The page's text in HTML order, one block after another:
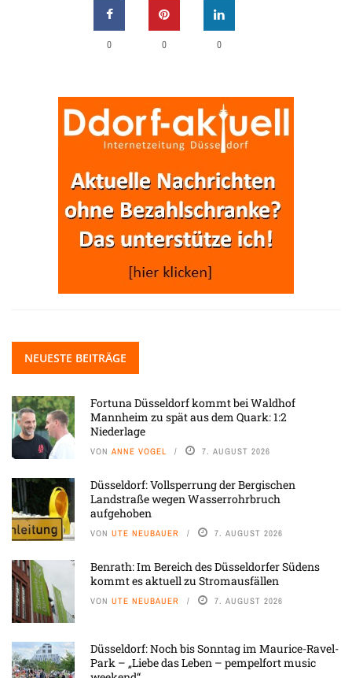
0 0 0
NEUESTE BEITRÄGE
Fortuna Düsseldorf kommt bei Waldhof
Mannheim zu spät aus dem Quark: 1:2
Niederlage
VON ANNE VOGEL 7. AUGUST 2026
Düsseldorf: Vollsperrung der Bergischen
Landstraße wegen Wasserrohrbruch
aufgehoben
VON UTE NEUBAUER 7. AUGUST 2026
Benrath: Im Bereich des Düsseldorfer Südens
kommt es aktuell zu Stromausfällen
VON UTE NEUBAUER 7. AUGUST 2026
Düsseldorf: Noch bis Sonntag im Maurice-Ravel-
Park – „Liebe das Leben – pempelfort music